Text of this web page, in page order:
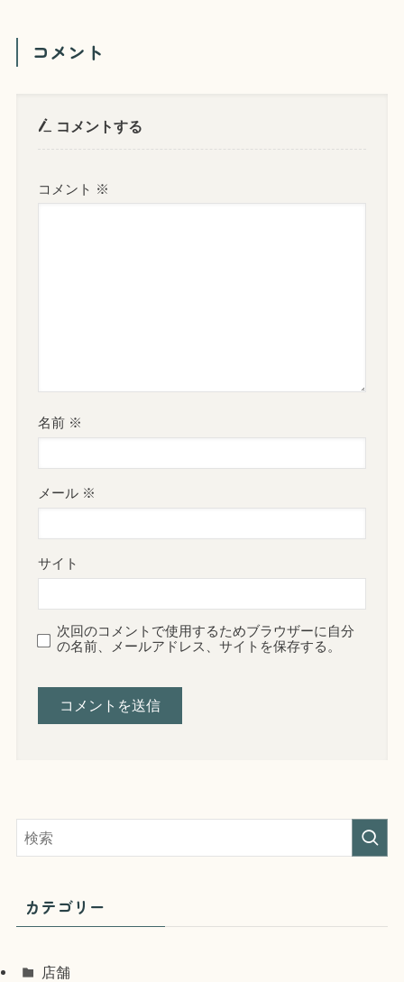
コメント
コメントする
コメント ※
名前 ※
メール ※
サイト
次回のコメントで使用するためブラウザーに自分
の名前、メールアドレス、サイトを保存する。
カテゴリー
店舗